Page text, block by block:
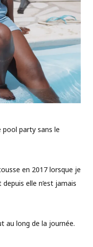
pool party sans le
en 2017 lorsque je
elle n’est jamais
au long de la journée.